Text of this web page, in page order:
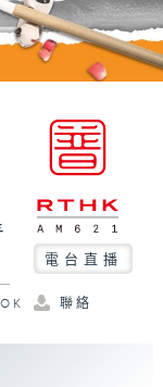
電台直播
聯絡